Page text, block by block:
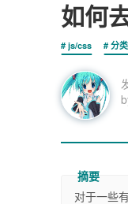
如何
js/css 分类
对于一些